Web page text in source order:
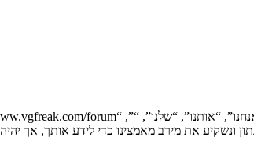
ונשקיע את מירב מאמצינו כדי לידע אותך, אך